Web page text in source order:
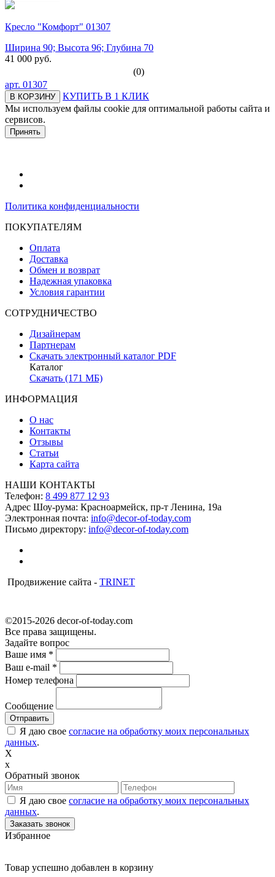
Кресло "Комфорт" 01307
Ширина 90; Высота 96; Глубина 70
41 000 руб.
(0)
арт. 01307
В КОРЗИНУ
КУПИТЬ В 1 КЛИК
Мы используем файлы cookie для оптимальной работы сайта и
сервисов.
Принять
Политика конфиденциальности
ПОКУПАТЕЛЯМ
Оплата
Доставка
Обмен и возврат
Надежная упаковка
Условия гарантии
СОТРУДНИЧЕСТВО
Дизайнерам
Партнерам
Скачать электронный каталог PDF
Каталог
Скачать (171 МБ)
ИНФОРМАЦИЯ
О нас
Контакты
Отзывы
Статьи
Карта сайта
НАШИ КОНТАКТЫ
Телефон: 8 499 877 12 93
Адрес Шоу-рума: Красноармейск, пр-т Ленина, 19а
Электронная почта: info@decor-of-today.com
Письмо директору: info@decor-of-today.com
Продвижение сайта - TRINET
©2015-2026 decor-of-today.com
Все права защищены.
Задайте вопрос
Ваше имя *
Ваш e-mail *
Номер телефона
Сообщение
Я даю свое согласие на обработку моих персональных
данных.
X
x
Обратный звонок
Я даю свое согласие на обработку моих персональных
данных.
Избранное
Товар успешно добавлен в корзину